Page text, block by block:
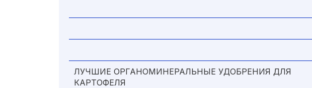
ЛУЧШИЕ ОРГАНОМИНЕРАЛЬНЫЕ УДОБРЕНИЯ ДЛЯ
КАРТОФЕЛЯ